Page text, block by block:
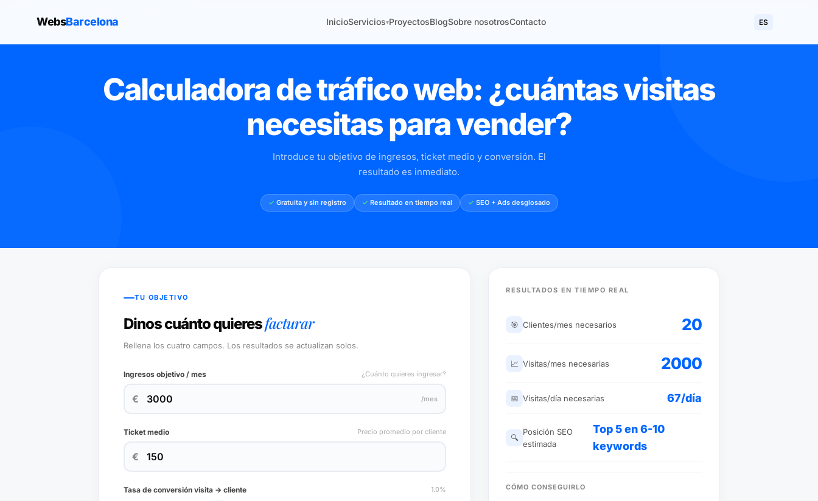
WebsBarcelona InicioServicios▾ProyectosBlogSobre nosotrosContacto ES
Calculadora de tráfico web: ¿cuántas visitas
necesitas para vender?
Introduce tu objetivo de ingresos, ticket medio y conversión. El
resultado es inmediato.
Gratuita y sin registro Resultado en tiempo real SEO + Ads desglosado
TU OBJETIVO
Dinos cuánto quieresfacturar
Rellena los cuatro campos. Los resultados se actualizan solos.
Ingresos objetivo / mes ¿Cuánto quieres ingresar?
€ /mes
Ticket medio Precio promedio por cliente
€
Tasa de conversión visita → cliente 1.0%
RESULTADOS EN TIEMPO REAL
🎯 Clientes/mes necesarios 20
📈 Visitas/mes necesarias 2000
📅 Visitas/día necesarias 67/día
🔍
Posición SEO
estimada
Top 5 en 6-10
keywords
CÓMO CONSEGUIRLO